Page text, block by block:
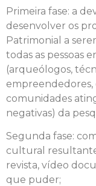
Primeira fase: a
desenvolver os
Patrimonial a
todas as pessoas
(arqueólogos,
empreendedores,
comunidades
negativas) da
Segunda fase:
cultural
revista, vídeo
que puder;